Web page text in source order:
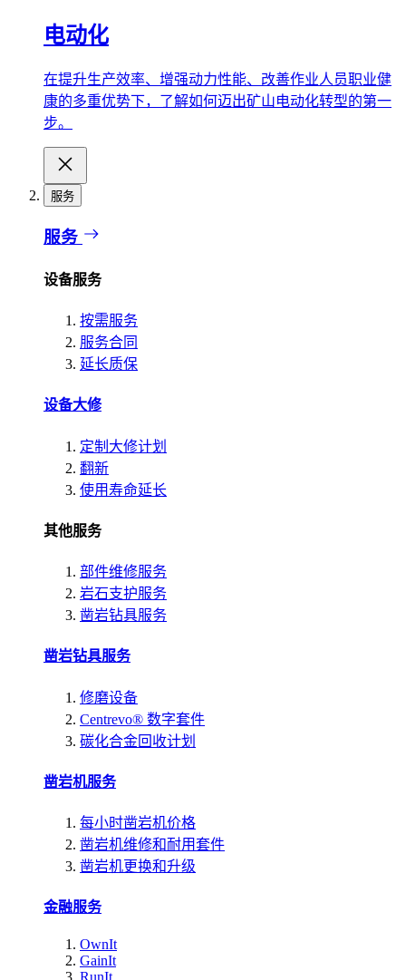
电动化
在提升生产效率、增强动力性能、改善作业人员职业健
康的多重优势下，了解如何迈出矿山电动化转型的第一
步。
服务
服务
设备服务
按需服务
服务合同
延长质保
设备大修
定制大修计划
翻新
使用寿命延长
其他服务
部件维修服务
岩石支护服务
凿岩钻具服务
凿岩钻具服务
修磨设备
Centrevo® 数字套件
碳化合金回收计划
凿岩机服务
每小时凿岩机价格
凿岩机维修和耐用套件
凿岩机更换和升级
金融服务
OwnIt
GainIt
RunIt